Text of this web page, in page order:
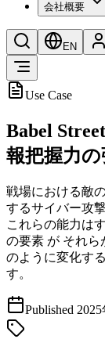
会社概要
EN
Use Case
Babel
報把握力
戦場における敵
するサイバー攻
これらの能力は
の要素 が それ
のように変化す
す。
Published